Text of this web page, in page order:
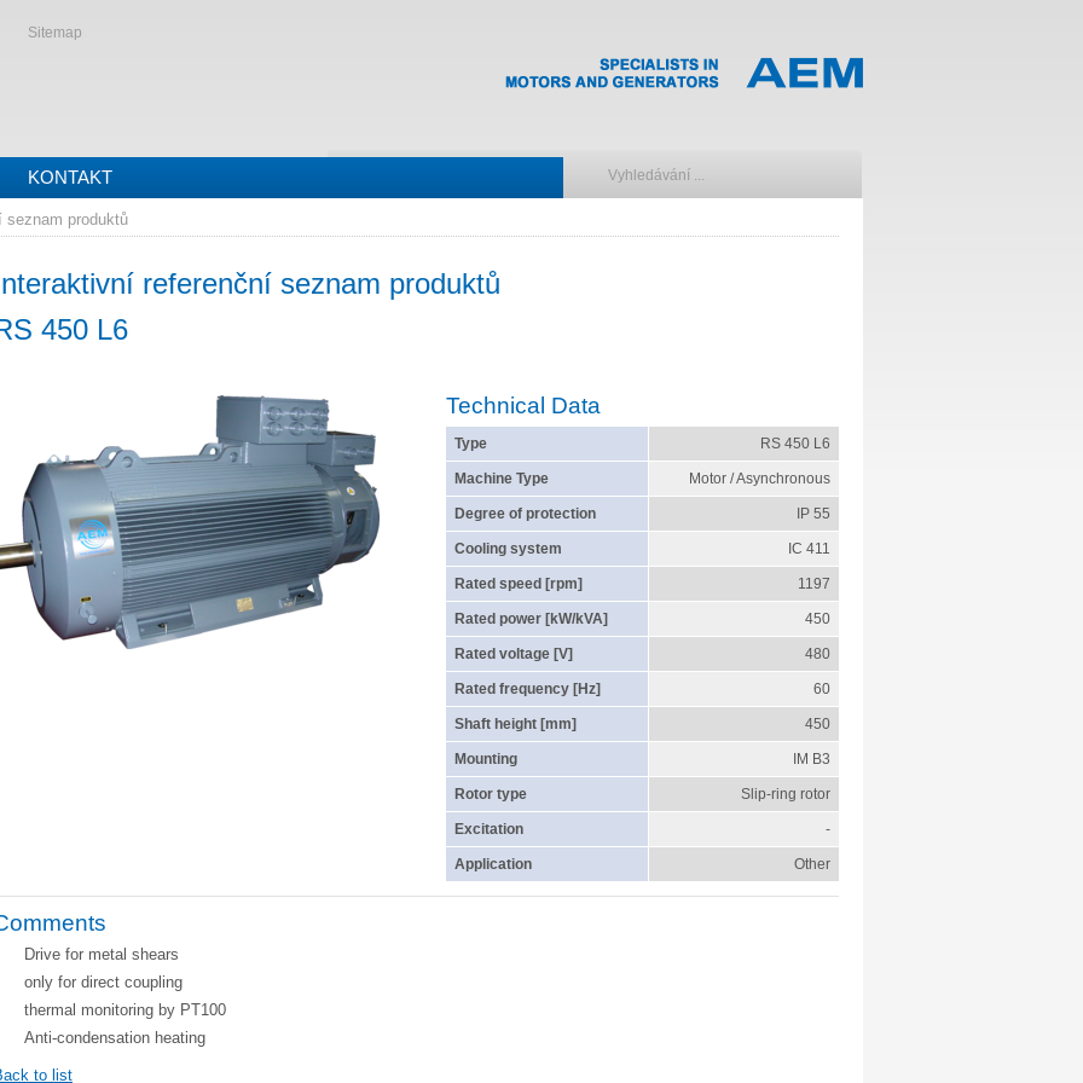
Sitemap
KONTAKT
seznam produktů
referenční seznam produktů
450 L6
Technical Data
Type RS 450 L6
Machine Type Motor / Asynchronous
Degree of protection IP 55
Cooling system IC 411
Rated speed [rpm] 1197
Rated power [kW/kVA] 450
Rated voltage [V] 480
Rated frequency [Hz] 60
Shaft height [mm] 450
Mounting IM B3
Rotor type Slip-ring rotor
Excitation -
Application Other
Drive for metal shears
only for direct coupling
thermal monitoring by PT100
Anti-condensation heating
to list